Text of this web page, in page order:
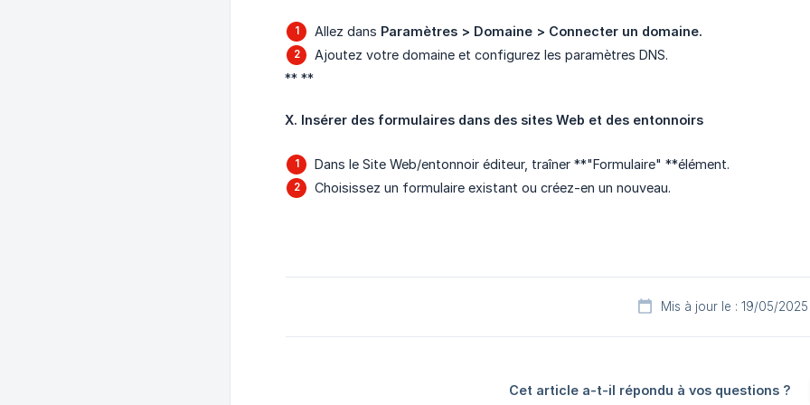
Allez dans Paramètres > Domaine > Connecter un domaine.
Ajoutez votre domaine et configurez les paramètres DNS.
** **
X. Insérer des formulaires dans des sites Web et des entonnoirs
Dans le Site Web/entonnoir éditeur, traîner **"Formulaire" **élément.
Choisissez un formulaire existant ou créez-en un nouveau.
Mis à jour le : 19/05/2025
Cet article a-t-il répondu à vos questions ?